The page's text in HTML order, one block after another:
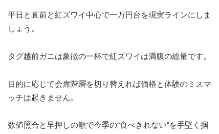
平日と直前と紅ズワイ中心で一万円台を現実ラインにしま
しょう。
タグ越前ガニは象徴の一杯で紅ズワイは満腹の総量です。
目的に応じて会席階層を切り替えれば価格と体験のミスマ
ッチは起きません。
数値照合と早押しの順で今季の“食べきれない”を手堅く掴